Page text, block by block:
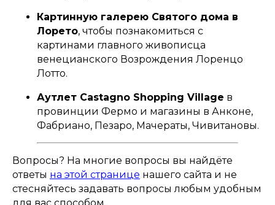
Картинную галерею Святого дома в
Лорето, чтобы познакомиться с
картинами главного живописца
венецианского Возрождения Лоренцо
Лотто.
Аутлет Castagno Shopping Village в
провинции Фермо и магазины в Анконе,
Фабриано, Пезаро, Мачераты, Чивитановы.
Вопросы? На многие вопросы вы найдёте
ответы на этой странице нашего сайта и не
стесняйтесь задавать вопросы любым удобным